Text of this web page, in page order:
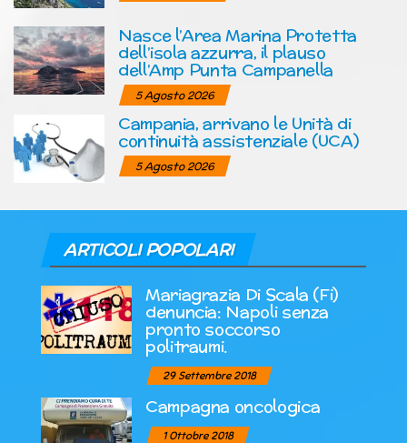
Nasce l’Area Marina Protetta
dell’isola azzurra, il plauso
dell’Amp Punta Campanella
5 Agosto 2026
Campania, arrivano le Unità di
continuità assistenziale (UCA)
5 Agosto 2026
ARTICOLI POPOLARI
Mariagrazia Di Scala (Fi)
denuncia: Napoli senza
pronto soccorso
politraumi.
29 Settembre 2018
Campagna oncologica
1 Ottobre 2018